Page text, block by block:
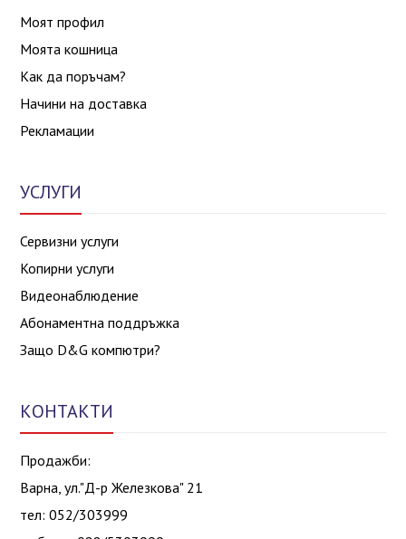
Моят профил
Моята кошница
Как да поръчам?
Начини на доставка
Рекламации
УСЛУГИ
Сервизни услуги
Копирни услуги
Видеонаблюдение
Абонаментна поддръжка
Защо D&G компютри?
КОНТАКТИ
Продажби:
Варна, ул."Д-р Железкова" 21
тел: 052/303999